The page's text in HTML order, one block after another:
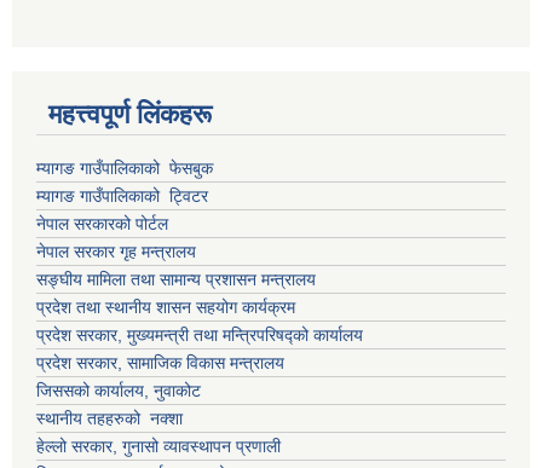
महत्त्वपूर्ण लिंकहरू
म्यागङ गाउँपालिकाको फेसबुक
म्यागङ गाउँपालिकाको ट्विटर
नेपाल सरकारको पोर्टल
नेपाल सरकार गृह मन्त्रालय
सङ्घीय मामिला तथा सामान्य प्रशासन मन्त्रालय
प्रदेश तथा स्थानीय शासन सहयोग कार्यक्रम
प्रदेश सरकार, मुख्यमन्त्री तथा मन्त्रिपरिषद्को कार्यालय
प्रदेश सरकार, सामाजिक विकास मन्त्रालय
जिससको कार्यालय, नुवाकोट
स्थानीय तहहरुको नक्शा
हेल्लो सरकार, गुनासो व्यावस्थापन प्रणाली